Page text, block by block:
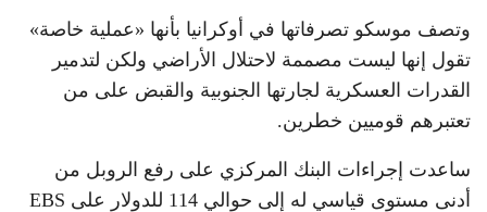
وتصف موسكو تصرفاتها في أوكرانيا بأنها «عملية خاصة»
تقول إنها ليست مصممة لاحتلال الأراضي ولكن لتدمير
القدرات العسكرية لجارتها الجنوبية والقبض على من
تعتبرهم قوميين خطرين.
ساعدت إجراءات البنك المركزي على رفع الروبل من
أدنى مستوى قياسي له إلى حوالي 114 للدولار على EBS